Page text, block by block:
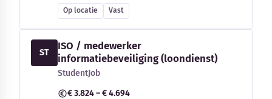
Op locatie Vast
ST
ISO / medewerker
informatiebeveiliging (loondienst)
StudentJob
€ 3.824 – € 4.694